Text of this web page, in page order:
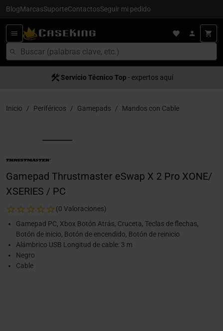
BlogMarcasSuporteContactosSeguir mi pedido
Servício Técnico Top - expertos aquí
Inicio Periféricos Gamepads Mandos con Cable
Gamepad Thrustmaster eSwap X 2 Pro XONE/
XSERIES / PC
(0 Valoraciones)
Gamepad PC, Xbox Botón Atrás, Cruceta, Teclas de flechas,
Botón de inicio, Botón de encendido, Botón de reinicio
Alámbrico USB Longitud de cable: 3 m
Negro
Cable